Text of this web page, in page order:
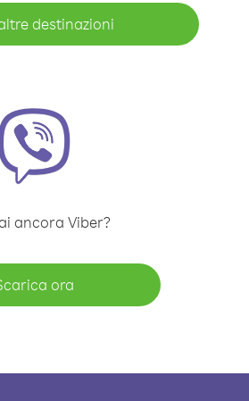
destinazioni
ancora Viber?
ora